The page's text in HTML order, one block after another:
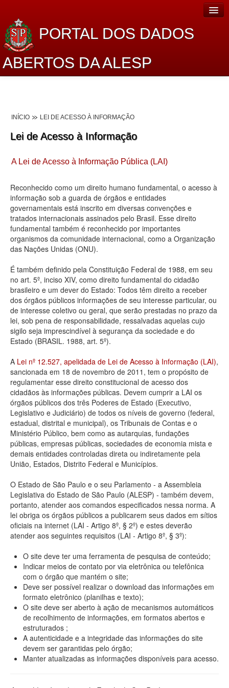
PORTAL DOS DADOS
ABERTOS DA ALESP
Lei de Acesso à Informação
Dados Governamentais Abertos
Planejamento
Catálogo de dados
Processo Legislativo
Deputados Estaduais
Administração
Legislação
Agenda
Perguntas frequentes
Contato
INÍCIO LEI DE ACESSO À INFORMAÇÃO
Lei de Acesso à Informação
A Lei de Acesso à Informação Pública (LAI)
Reconhecido como um direito humano fundamental, o acesso à
informação sob a guarda de órgãos e entidades
governamentais está inscrito em diversas convenções e
tratados internacionais assinados pelo Brasil. Esse direito
fundamental também é reconhecido por importantes
organismos da comunidade internacional, como a Organização
das Nações Unidas (ONU).
É também definido pela Constituição Federal de 1988, em seu
no art. 5º, inciso XIV, como direito fundamental do cidadão
brasileiro e um dever do Estado: Todos têm direito a receber
dos órgãos públicos informações de seu interesse particular, ou
de interesse coletivo ou geral, que serão prestadas no prazo da
lei, sob pena de responsabilidade, ressalvadas aquelas cujo
sigilo seja imprescindível à segurança da sociedade e do
Estado (BRASIL. 1988, art. 5º).
A Lei nº 12.527, apelidada de Lei de Acesso à Informação (LAI),
sancionada em 18 de novembro de 2011, tem o propósito de
regulamentar esse direito constitucional de acesso dos
cidadãos às informações públicas. Devem cumprir a LAI os
órgãos públicos dos três Poderes de Estado (Executivo,
Legislativo e Judiciário) de todos os níveis de governo (federal,
estadual, distrital e municipal), os Tribunais de Contas e o
Ministério Público, bem como as autarquias, fundações
públicas, empresas públicas, sociedades de economia mista e
demais entidades controladas direta ou indiretamente pela
União, Estados, Distrito Federal e Municípios.
O Estado de São Paulo e o seu Parlamento - a Assembleia
Legislativa do Estado de São Paulo (ALESP) - também devem,
portanto, atender aos comandos especificados nessa norma. A
lei obriga os órgãos públicos a publicarem seus dados em sítios
oficiais na internet (LAI - Artigo 8º, § 2º) e estes deverão
atender aos seguintes requisitos (LAI - Artigo 8º, § 3º):
O site deve ter uma ferramenta de pesquisa de conteúdo;
Indicar meios de contato por via eletrônica ou telefônica
com o órgão que mantém o site;
Deve ser possível realizar o download das informações em
formato eletrônico (planilhas e texto);
O site deve ser aberto à ação de mecanismos automáticos
de recolhimento de informações, em formatos abertos e
estruturados ;
A autenticidade e a integridade das informações do site
devem ser garantidas pelo órgão;
Manter atualizadas as informações disponíveis para acesso.